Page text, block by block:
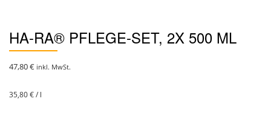
HA-RA® PFLEGE-SET, 2X 500 ML
47,80€ inkl. MwSt.
35,80€/ l